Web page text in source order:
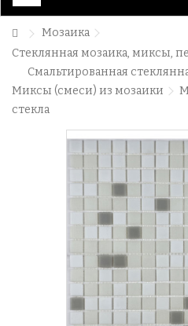
Мозаика
Стеклянная мозаика, миксы,
Смальтированная
Миксы (смеси) из мозаики
стекла